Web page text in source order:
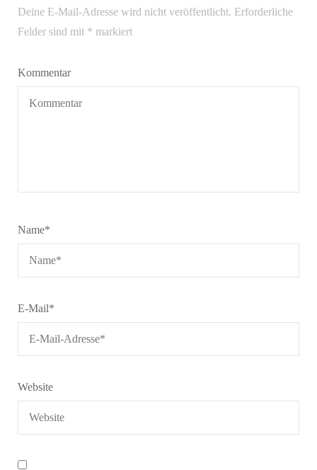
Deine E-Mail-Adresse wird nicht veröffentlicht. Erforderliche
Felder sind mit * markiert
Kommentar
Name*
E-Mail*
Website